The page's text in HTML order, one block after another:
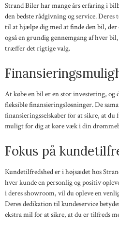
Strand Biler har mange års erfaring i
den bedste rådgivning og service.
til at hjælpe dig med at finde den bil,
også en grundig gennemgang af hver
træffer det rigtige valg.
At købe en bil er en stor investering,
fleksible finansieringsløsninger. De
finansieringsselskaber for at sikre, at du
muligt for dig at køre væk i din
Fokus på
Kundetilfredshed er i højsædet hos
hver kunde en personlig og positiv
i deres showroom, vil du opleve en
Deres dedikation til kundeservice
ekstra mil for at sikre, at du er tilfreds